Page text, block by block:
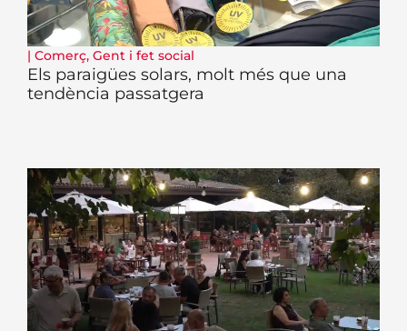
| Comerç, Gent i fet social
Els paraigües solars, molt més que una
tendència passatgera